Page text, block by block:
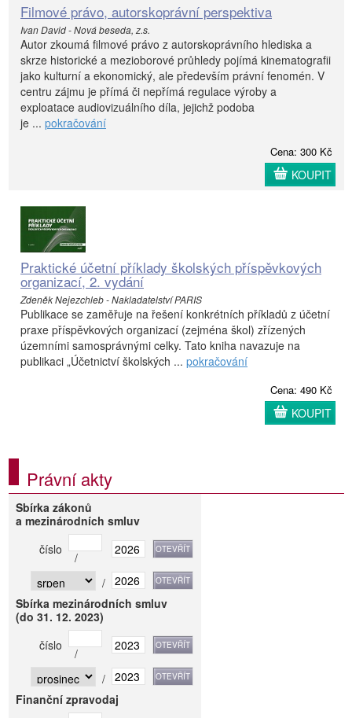
Filmové právo, autorskoprávní perspektiva
Ivan David - Nová beseda, z.s.
Autor zkoumá filmové právo z autorskoprávního hlediska a
skrze historické a mezioborové průhledy pojímá kinematografii
jako kulturní a ekonomický, ale především právní fenomén. V
centru zájmu je přímá či nepřímá regulace výroby a
exploatace audiovizuálního díla, jejichž podoba
je ... pokračování
Cena: 300 Kč
KOUPIT
Praktické účetní příklady školských příspěvkových
organizací, 2. vydání
Zdeněk Nejezchleb - Nakladatelství PARIS
Publikace se zaměřuje na řešení konkrétních příkladů z účetní
praxe příspěvkových organizací (zejména škol) zřízených
územními samosprávnými celky. Tato kniha navazuje na
publikaci „Účetnictví školských ... pokračování
Cena: 490 Kč
KOUPIT
Právní akty
Sbírka zákonů
a mezinárodních smluv
číslo
/
/
Sbírka mezinárodních smluv
(do 31. 12. 2023)
číslo
/
/
Finanční zpravodaj